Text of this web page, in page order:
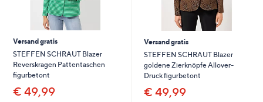
Versand gratis
STEFFEN SCHRAUT Blazer
Reverskragen Pattentaschen
figurbetont
€ 49,99
Versand gratis
STEFFEN SCHRAUT Blazer
goldene Zierknöpfe Allover-
Druck figurbetont
€ 49,99